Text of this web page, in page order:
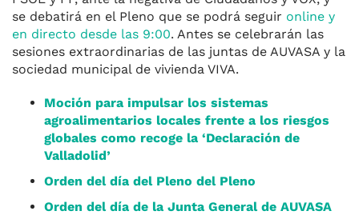
se debatirá en el Pleno que se podrá seguir online y
en directo desde las 9:00. Antes se celebrarán las
sesiones extraordinarias de las juntas de AUVASA y la
sociedad municipal de vivienda VIVA.
Moción para impulsar los sistemas
agroalimentarios locales frente a los riesgos
globales como recoge la ‘Declaración de
Valladolid’
Orden del día del Pleno del Pleno
Orden del día de la Junta General de AUVASA